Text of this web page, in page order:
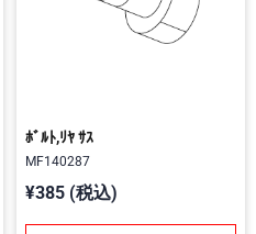
ﾎﾞﾙﾄ,ﾘﾔ ｻｽ
MF140287
¥385 (税込)